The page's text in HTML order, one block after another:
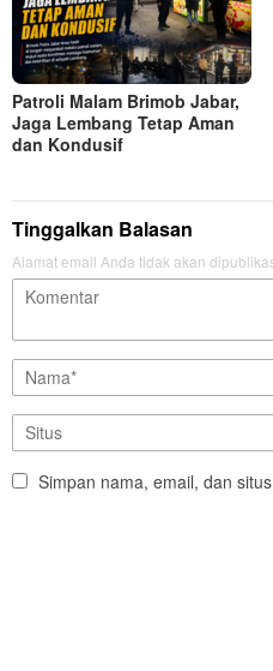
Patroli Malam Brimob Jabar,
Jaga Lembang Tetap Aman
dan Kondusif
Tinggalkan Balasan
Alamat email Anda tidak akan
Simpan nama, email, dan